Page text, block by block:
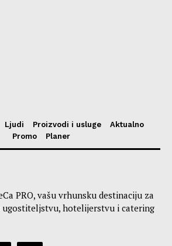
Ljudi Proizvodi i usluge
Aktualno
Promo
Planer
PRO, vašu vrhunsku destinaciju za
ugostiteljstvu, hotelijerstvu i catering